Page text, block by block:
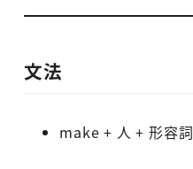
文法
make + 人 + 形容詞